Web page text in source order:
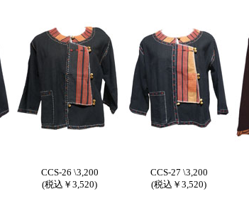
CCS-26 \3,200
(税込￥3,520)
CCS-27 \3,200
(税込￥3,520)